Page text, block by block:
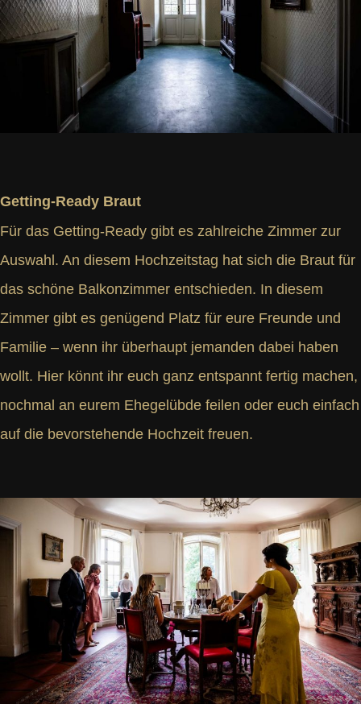
Getting-Ready Braut
Für das Getting-Ready gibt es zahlreiche Zimmer zur
Auswahl. An diesem Hochzeitstag hat sich die Braut für
das schöne Balkonzimmer entschieden. In diesem
Zimmer gibt es genügend Platz für eure Freunde und
Familie – wenn ihr überhaupt jemanden dabei haben
wollt. Hier könnt ihr euch ganz entspannt fertig machen,
nochmal an eurem Ehegelübde feilen oder euch einfach
auf die bevorstehende Hochzeit freuen.